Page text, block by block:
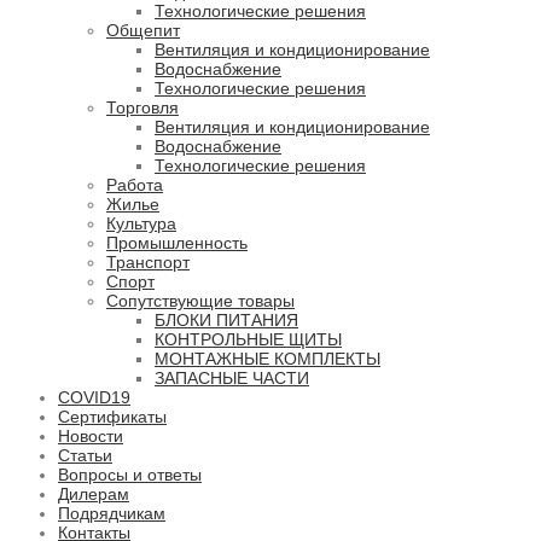
Технологические решения
Общепит
Вентиляция и кондиционирование
Водоснабжение
Технологические решения
Торговля
Вентиляция и кондиционирование
Водоснабжение
Технологические решения
Работа
Жилье
Культура
Промышленность
Транспорт
Спорт
Сопутствующие товары
БЛОКИ ПИТАНИЯ
КОНТРОЛЬНЫЕ ЩИТЫ
МОНТАЖНЫЕ КОМПЛЕКТЫ
ЗАПАСНЫЕ ЧАСТИ
COVID19
Сертификаты
Новости
Статьи
Вопросы и ответы
Дилерам
Подрядчикам
Контакты